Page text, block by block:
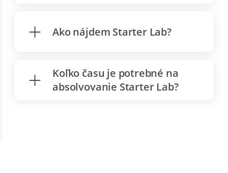
Ako nájdem Starter Lab?
Koľko času je potrebné na
absolvovanie Starter Lab?